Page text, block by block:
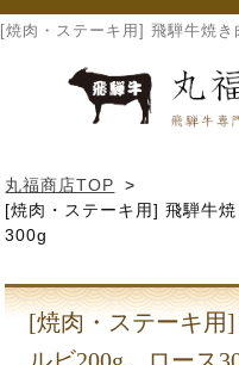
[焼肉・ステーキ用] 飛騨牛焼
丸福商店TOP
>
[焼肉・ステーキ用] 飛騨牛
300g
[焼肉・ステーキ用